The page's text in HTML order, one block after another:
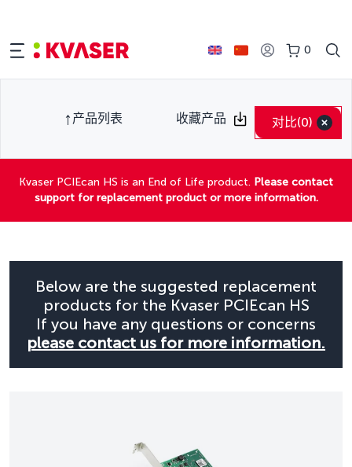
0
产品列表 收藏产品 对比(0)
Kvaser PCIEcan HS is an End of Life product. Please contact
support for replacement product or more information.
Below are the suggested replacement
products for the Kvaser PCIEcan HS
If you have any questions or concerns
please contact us for more information.